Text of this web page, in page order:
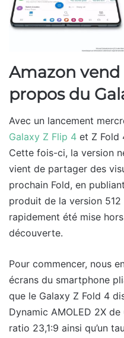
Amazon vend
propos du
Avec un lancement
Galaxy Z Flip 4 et Z Fold
Cette fois-ci, la version
vient de partager des
prochain Fold, en
produit de la version
rapidement été mise
découverte.
Pour commencer, nous
écrans du smartphone
que le Galaxy Z Fold 4
Dynamic AMOLED 2X
ratio 23,1:9 ainsi qu’un